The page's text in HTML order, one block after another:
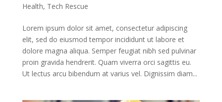
Health, Tech Rescue
Lorem ipsum dolor sit amet, consectetur adipiscing
elit, sed do eiusmod tempor incididunt ut labore et
dolore magna aliqua. Semper feugiat nibh sed pulvinar
proin gravida hendrerit. Quam viverra orci sagittis eu.
Ut lectus arcu bibendum at varius vel. Dignissim diam...